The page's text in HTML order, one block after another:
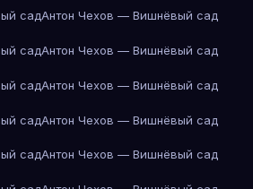
садАнтон Чехов — Вишнёвый сад
садАнтон Чехов — Вишнёвый сад
садАнтон Чехов — Вишнёвый сад
садАнтон Чехов — Вишнёвый сад
садАнтон Чехов — Вишнёвый сад